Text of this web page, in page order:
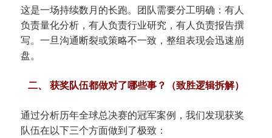
这是一场持续数月的长跑。团队需要分工明确：有人
负责量化分析，有人负责行业研究，有人负责报告撰
写。一旦沟通断裂或策略不一致，整组表现会迅速崩
盘。
二、 获奖队伍都做对了哪些事？（致胜逻辑拆解）
通过分析历年全球总决赛的冠军案例，我们发现获奖
队伍在以下三个方面做到了极致：